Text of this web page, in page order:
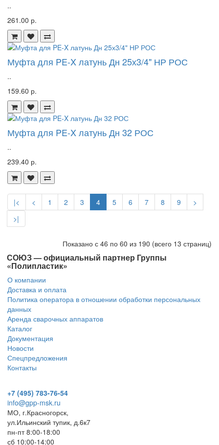
..
261.00 р.
Муфта для PE-X латунь Дн 25х3/4" НР РОС
..
159.60 р.
Муфта для PE-X латунь Дн 32 РОС
..
239.40 р.
|< < 1 2 3 4 5 6 7 8 9
>
>|
Показано с 46 по 60 из 190 (всего 13 страниц)
СОЮЗ — официальный партнер Группы
«Полипластик»
О компании
Доставка и оплата
Политика оператора в отношении обработки персональных
данных
Аренда сварочных аппаратов
Каталог
Документация
Новости
Спецпредложения
Контакты
+7 (495) 783-76-54
info@gpp-msk.ru
МО, г.Красногорск,
ул.Ильинский тупик, д.6к7
пн-пт 8:00-18:00
сб 10:00-14:00